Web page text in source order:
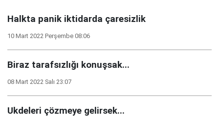
Halkta panik iktidarda çaresizlik
10 Mart 2022 Perşembe 08:06
Biraz tarafsızlığı konuşsak...
08 Mart 2022 Salı 23:07
Ukdeleri çözmeye gelirsek...